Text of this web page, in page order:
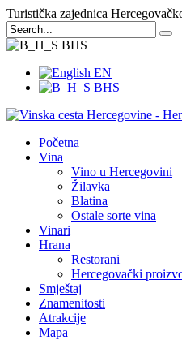
Turistička zajednica
BHS
EN
BHS
Početna
Vina
Vino u Hercegovini
Žilavka
Blatina
Ostale sorte vina
Vinari
Hrana
Restorani
Hercegovački
Smještaj
Znamenitosti
Atrakcije
Mapa